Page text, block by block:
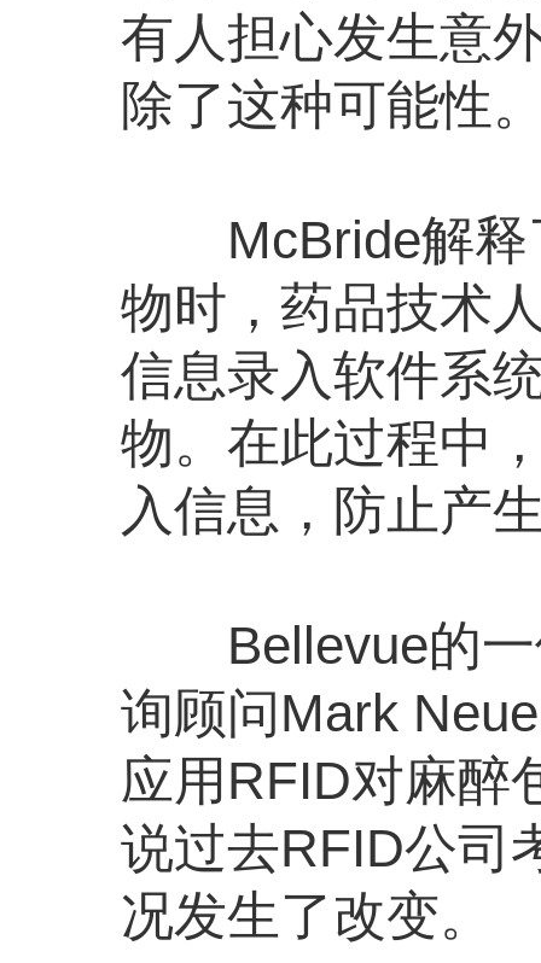
有人担心发生意
除了这种可能性
McBride解释
物时，药品技术
信息录入软件系
物。在此过程中
入信息，防止产
Bellevue的一
询顾问Mark
应用RFID对麻醉
说过去RFID公司
况发生了改变。